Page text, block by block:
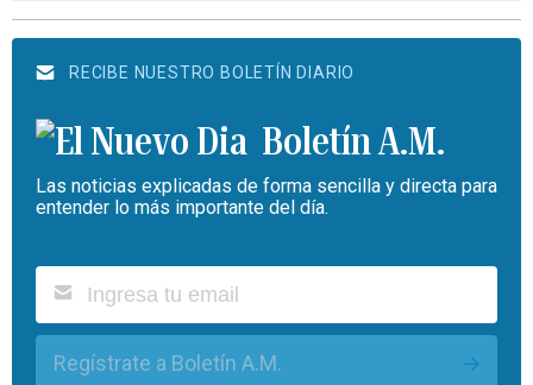
RECIBE NUESTRO BOLETÍN DIARIO
Boletín A.M.
Las noticias explicadas de forma sencilla y directa para
entender lo más importante del día.
Regístrate a Boletín A.M.